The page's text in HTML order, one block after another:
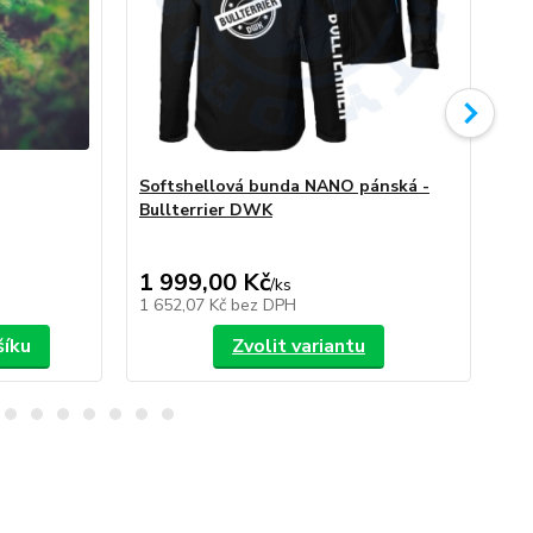
Softshellová bunda NANO pánská -
Bullterrier DWK
1 999,00 Kč/ks
1 652,07 Kč bez DPH
Zvolit variantu